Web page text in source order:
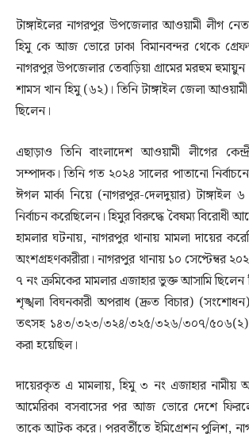
টাঙ্গাইলের নাগরপুর উপজেলার আওয়ামী লীগ
হিমু কে আজ ভোরে ঢাকা বিমানবন্দর থেকে
নাগরপুর উপজেলার তেবাড়িয়া গ্রামের মরহুম
শামস খান হিমু (৬২)। তিনি টাঙ্গাইল জেলা
ছিলেন।
এছাড়াও তিনি বাংলাদেশ আওয়ামী লীগের
সম্পাদক। তিনি গত ২০২৪ সালের পাতানো নির্বাচনে
ঈগল মার্কা নিয়ে (নাগরপুর-দেলদুয়ার)
নির্বাচন করেছিলেন। হিমুর বিরুদ্ধে বৈষম্য বিরোধী
হামলার ঘটনায়, নাগরপুর থানায় মামলা দায়ের
অংশগ্রহণকারীরা। নাগরপুর থানায় ১০ সেপ্টেম্বর
৭ নং ক্রমিকের মামলার এজাহার ভুক্ত আসামি
শৃঙ্খলা বিঘনকারী অপরাধ (দ্রুত বিচার)
তৎসহ ১৪৩/৩২৩/৩২৪/৩২৫/৩২৬/৩০৭/৫০৬(২)
করা হয়েছিল।
দায়েরকৃত এ মামলায়, হিমু ৩ নং এজাহার নামীয়
আমেরিকা বসবাসের পর আজ ভোরে দেশে
তাকে আটক করে। পরবর্তীতে ইমিগ্রেশন পুলিশ,